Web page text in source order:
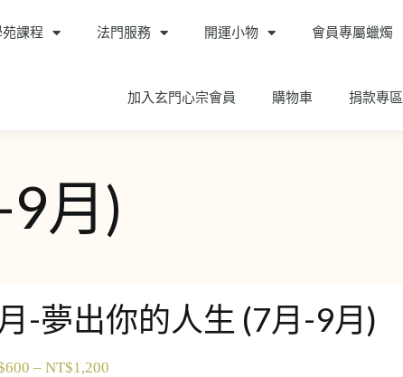
課程 法門服務 開運小物 會員專屬蠟燭
加入玄門心宗會員 購物車 捐款專區
月)
-夢出你的人生 (7月-9月)
600 – NT$1,200